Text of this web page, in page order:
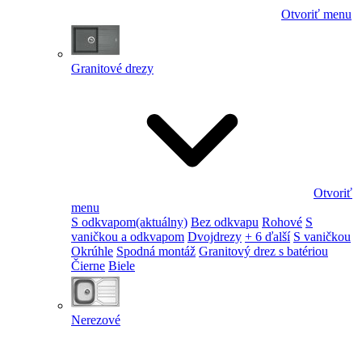
Otvoriť menu
Granitové drezy
Otvoriť
menu
S odkvapom(aktuálny) Bez odkvapu Rohové S
vaničkou a odkvapom Dvojdrezy + 6 ďalší S vaničkou
Okrúhle Spodná montáž Granitový drez s batériou
Čierne Biele
Nerezové